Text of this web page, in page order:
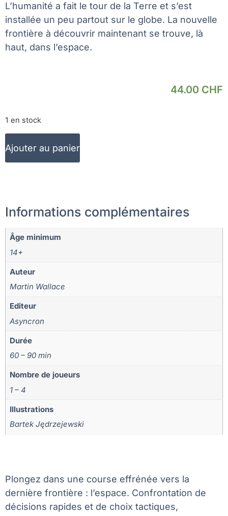
L’humanité a fait le tour de la Terre et s’est
installée un peu partout sur le globe. La nouvelle
frontière à découvrir maintenant se trouve, là
haut, dans l’espace.
44.00 CHF
1 en stock
Ajouter au panier
Informations complémentaires
Âge minimum
14+
Auteur
Martin Wallace
Editeur
Asyncron
Durée
60 – 90 min
Nombre de joueurs
1 – 4
Illustrations
Bartek Jędrzejewski
Plongez dans une course effrénée vers la
dernière frontière : l’espace. Confrontation de
décisions rapides et de choix tactiques,